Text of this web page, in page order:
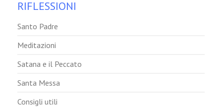
RIFLESSIONI
Santo Padre
Meditazioni
Satana e il Peccato
Santa Messa
Consigli utili